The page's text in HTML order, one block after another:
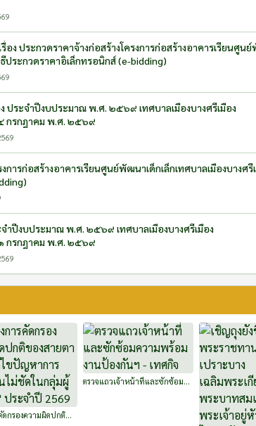
รื่อง ประกวดราคาจ้างก่อสร้างโครงการก่อสร้างอาคารเรียนศูน
ธีประกวดราคาอิเล็กทรอนิกส์ (e-bidding)
ระมาณ พ.ศ. ๒๕๖๙ เทศบาลเมืองบางศรีเมือง
รกฎาคม พ.ศ. ๒๕๖๙
การก่อสร้างอาคารเรียนศูนย์พัฒนาเด็กเล็กเทศบาลเมืองบางศรี
ปีงบประมาณ พ.ศ. ๒๕๖๙ เทศบาลเมืองบางศรีเมือง
รกฎาคม พ.ศ. ๒๕๖๙
ดกรองความผิดปกติ
ตรวจแถวเจ้าหน้าที่และซักซ้อม